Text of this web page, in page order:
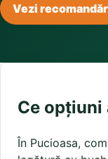
Olt
Valcea
Vezi
Ce opțiuni
În Pucioasa,